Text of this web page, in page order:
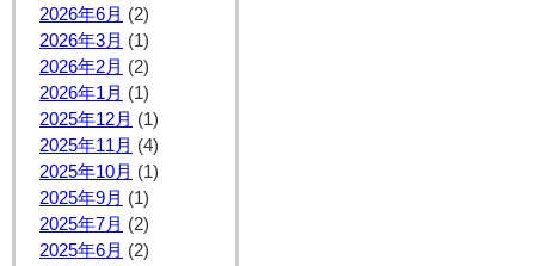
2026年6月 (2)
2026年3月 (1)
2026年2月 (2)
2026年1月 (1)
2025年12月 (1)
2025年11月 (4)
2025年10月 (1)
2025年9月 (1)
2025年7月 (2)
2025年6月 (2)